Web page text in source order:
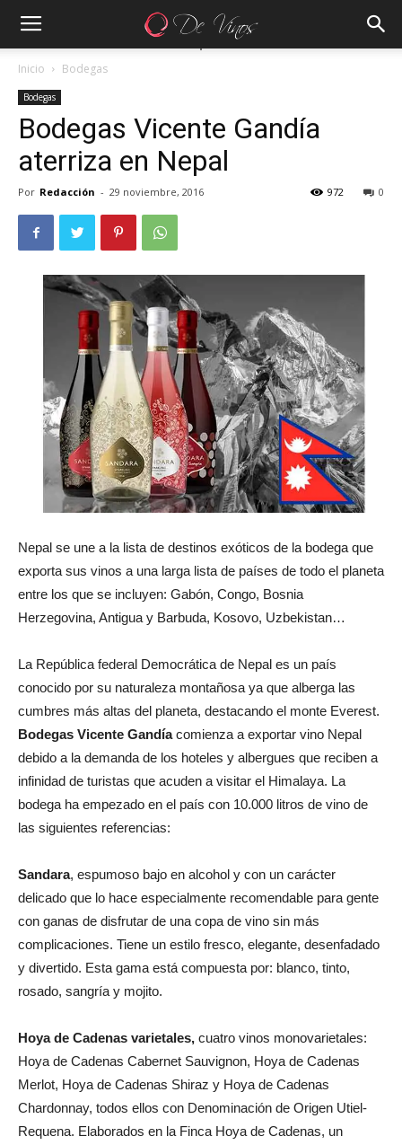
Inicio Bodegas
Bodegas
Bodegas Vicente Gandía
aterriza en Nepal
Por Redacción - 29 noviembre, 2016 0
972
Nepal se une a la lista de destinos exóticos de la bodega que
exporta sus vinos a una larga lista de países de todo el planeta
entre los que se incluyen: Gabón, Congo, Bosnia
Herzegovina, Antigua y Barbuda, Kosovo, Uzbekistan…
La República federal Democrática de Nepal es un país
conocido por su naturaleza montañosa ya que alberga las
cumbres más altas del planeta, destacando el monte Everest.
Bodegas Vicente Gandíacomienza a exportar vino Nepal
debido a la demanda de los hoteles y albergues que reciben a
infinidad de turistas que acuden a visitar el Himalaya. La
bodega ha empezado en el país con 10.000 litros de vino de
las siguientes referencias:
Sandara, espumoso bajo en alcohol y con un carácter
delicado que lo hace especialmente recomendable para gente
con ganas de disfrutar de una copa de vino sin más
complicaciones. Tiene un estilo fresco, elegante, desenfadado
y divertido. Esta gama está compuesta por: blanco, tinto,
rosado, sangría y mojito.
Hoya de Cadenas varietales, cuatro vinos monovarietales:
Hoya de Cadenas Cabernet Sauvignon, Hoya de Cadenas
Merlot, Hoya de Cadenas Shiraz y Hoya de Cadenas
Chardonnay, todos ellos con Denominación de Origen Utiel-
Requena. Elaborados en la Finca Hoya de Cadenas, un